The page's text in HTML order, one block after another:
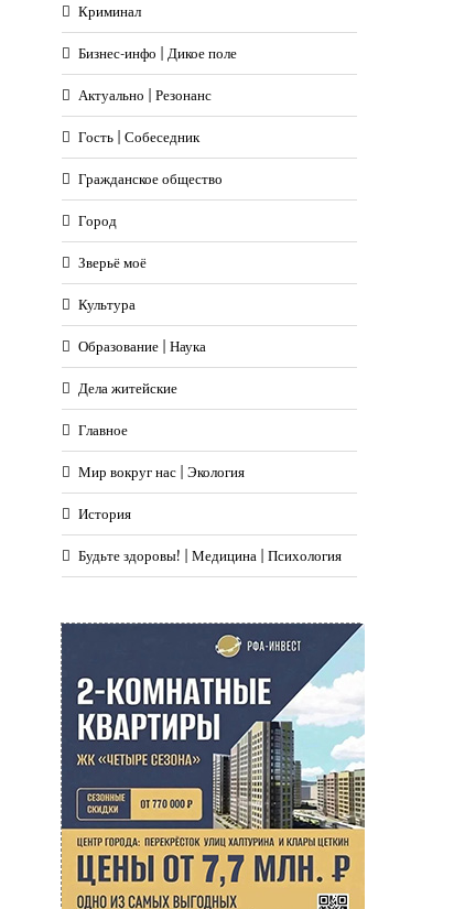
Криминал
Бизнес-инфо | Дикое поле
Актуально | Резонанс
Гость | Собеседник
Гражданское общество
Город
Зверьё моё
Культура
Образование | Наука
Дела житейские
Главное
Мир вокруг нас | Экология
История
Будьте здоровы! | Медицина | Психология